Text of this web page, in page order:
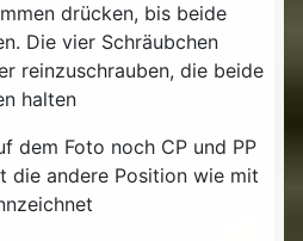
drücken, bis beide
Die vier Schräubchen
reinzuschrauben, die beide
halten
dem Foto noch CP und PP
die andere Position wie mit